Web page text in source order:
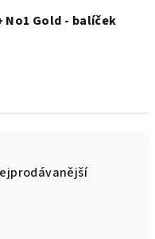
No1 Gold - balíček